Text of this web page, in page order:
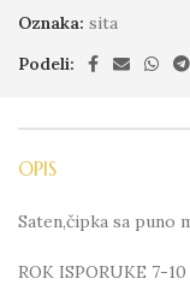
Oznaka: sita
Podeli:
OPIS
Saten,čipka sa puno
ROK ISPORUKE 7-